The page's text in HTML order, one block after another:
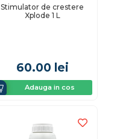
Stimulator de crestere
Xplode 1 L
60.00 lei
Adauga in cos